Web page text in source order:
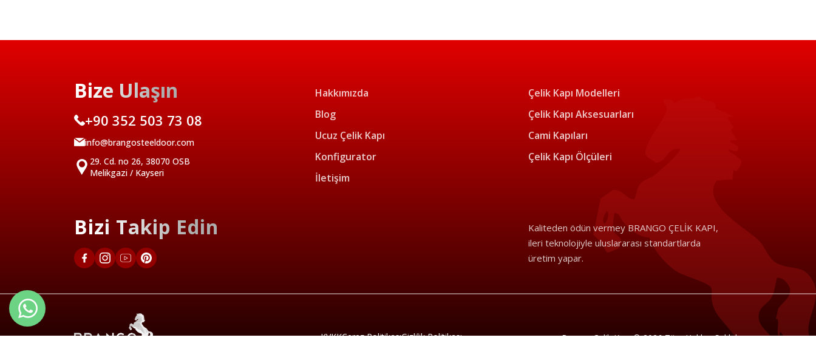
Bize Ulaşın
+90 352 503 73 08
info@brangosteeldoor.com
29. Cd. no 26, 38070 OSB
Melikgazi / Kayseri
Bizi Takip Edin
Hakkımızda
Blog
Ucuz Çelik Kapı
Konfigurator
İletişim
Çelik Kapı Modelleri
Çelik Kapı Aksesuarları
Cami Kapıları
Çelik Kapı Ölçüleri
Kaliteden ödün vermey BRANGO ÇELİK KAPI,
ileri teknolojiyle uluslararası standartlarda
üretim yapar.
KVKKÇerez PolitikasıGizlilik Politikası Brango Çelik Kapı © 2026 Tüm Hakları Saklıdır
Türkçe
English 1